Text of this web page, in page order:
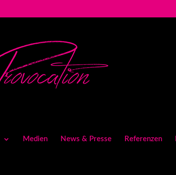
Medien News & Presse Referenzen